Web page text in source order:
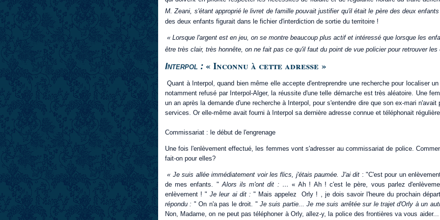
M. Zeani, s'étant approprié le livret de famille pouvait justifier qu'il était le père des deux
des deux enfants figurait dans le fichier d'interdiction de sortie du territoire !
« Lorsque l'argent est en jeu, on se montre beaucoup plus actif et intéressé que lorsque les
être très clair, très honnête, on ne fait pas ce qu'il faut du point de vue policier pour retrouver les
Interpol : « Inconnu à cette adresse »
Quant à Interpol, quand bien même elle accepte d'entreprendre une recherche pour localiser
notamment refusé par Interpol-Alger, la réussite d'une telle démarche est très aléatoire. Une
un an après la demande d'une recherche à Interpol, pour s'entendre dire que son ex-mari
services. Or elle-même avait fourni à Interpol sa dernière adresse connue et téléphonait
Commissariat : le début de l'engrenage
Une fois l'enlèvement effectué, les femmes vont s'adresser au commissariat de police.
fait-on pour elles?
« Je suis allée immédiatement voir les flics, j'étais paumée. J'ai dit : "C'est pour un
de mes enfants. "Alors ils m'ont dit : … « Ah ! Ah ! c'est le père, vous parlez
enlèvement ! "Je leur ai dit : " Mais appelez Orly ! , je dois savoir l'heure du prochain
répondu : " On n'a pas le droit. " Je suis partie... Je me suis arrêtée sur le trajet d'Orly à un
Non, Madame, on ne peut pas téléphoner à Orly, allez-y, la police des frontières va vous